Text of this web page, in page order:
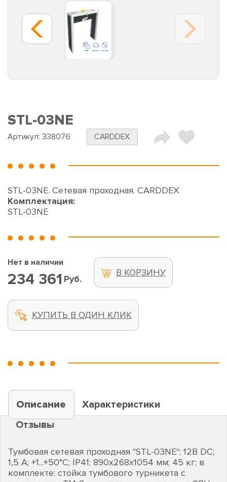
STL-03NE
Артикул: 338076 CARDDEX
STL-03NE. Сетевая проходная. CARDDEX
Комплектация:
STL-03NE
Нет в наличии
234 361 Руб.
В КОРЗИНУ
КУПИТЬ В ОДИН КЛИК
Описание
Характеристики
Отзывы
Тумбовая сетевая проходная "STL-03NE"; 12В DC;
1,5 А; +1...+50°C; IP41; 890х268х1054 мм; 45 кг; в
комплекте: стойка тумбового турникета с